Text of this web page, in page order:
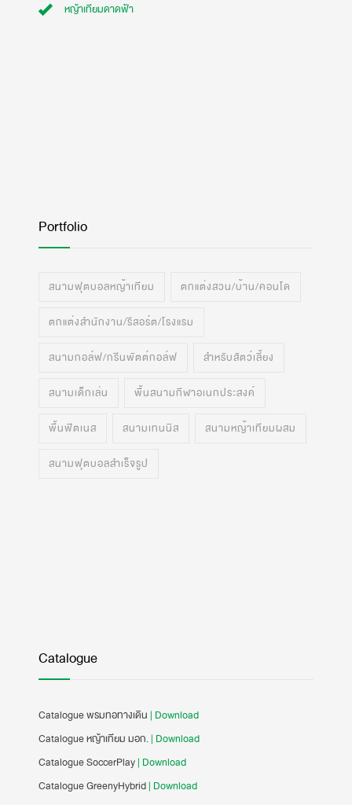
หญ้าเทียมดาดฟ้า
Portfolio
สนามฟุตบอลหญ้าเทียม ตกแต่งสวน/บ้าน/คอนโด
ตกแต่งสำนักงาน/รีสอร์ต/โรงแรม
สนามกอล์ฟ/กรีนพัตต์กอล์ฟ สำหรับสัตว์เลี้ยง
สนามเด็กเล่น พื้นสนามกีฬาอเนกประสงค์
พื้นฟิตเนส สนามเทนนิส สนามหญ้าเทียมผสม
สนามฟุตบอลสำเร็จรูป
Catalogue
Catalogue พรมทอทางเดิน | Download
Catalogue หญ้าเทียม มอก.| Download
Catalogue SoccerPlay| Download
Catalogue GreenyHybrid| Download